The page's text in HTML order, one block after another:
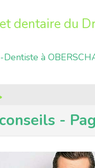
dentaire du
à
-